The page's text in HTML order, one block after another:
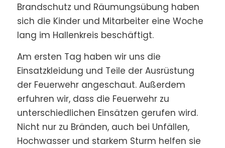
Brandschutz und Räumungsübung haben
sich die Kinder und Mitarbeiter eine Woche
lang im Hallenkreis beschäftigt.
Am ersten Tag haben wir uns die
Einsatzkleidung und Teile der Ausrüstung
der Feuerwehr angeschaut. Außerdem
erfuhren wir, dass die Feuerwehr zu
unterschiedlichen Einsätzen gerufen wird.
Nicht nur zu Bränden, auch bei Unfällen,
Hochwasser und starkem Sturm helfen sie